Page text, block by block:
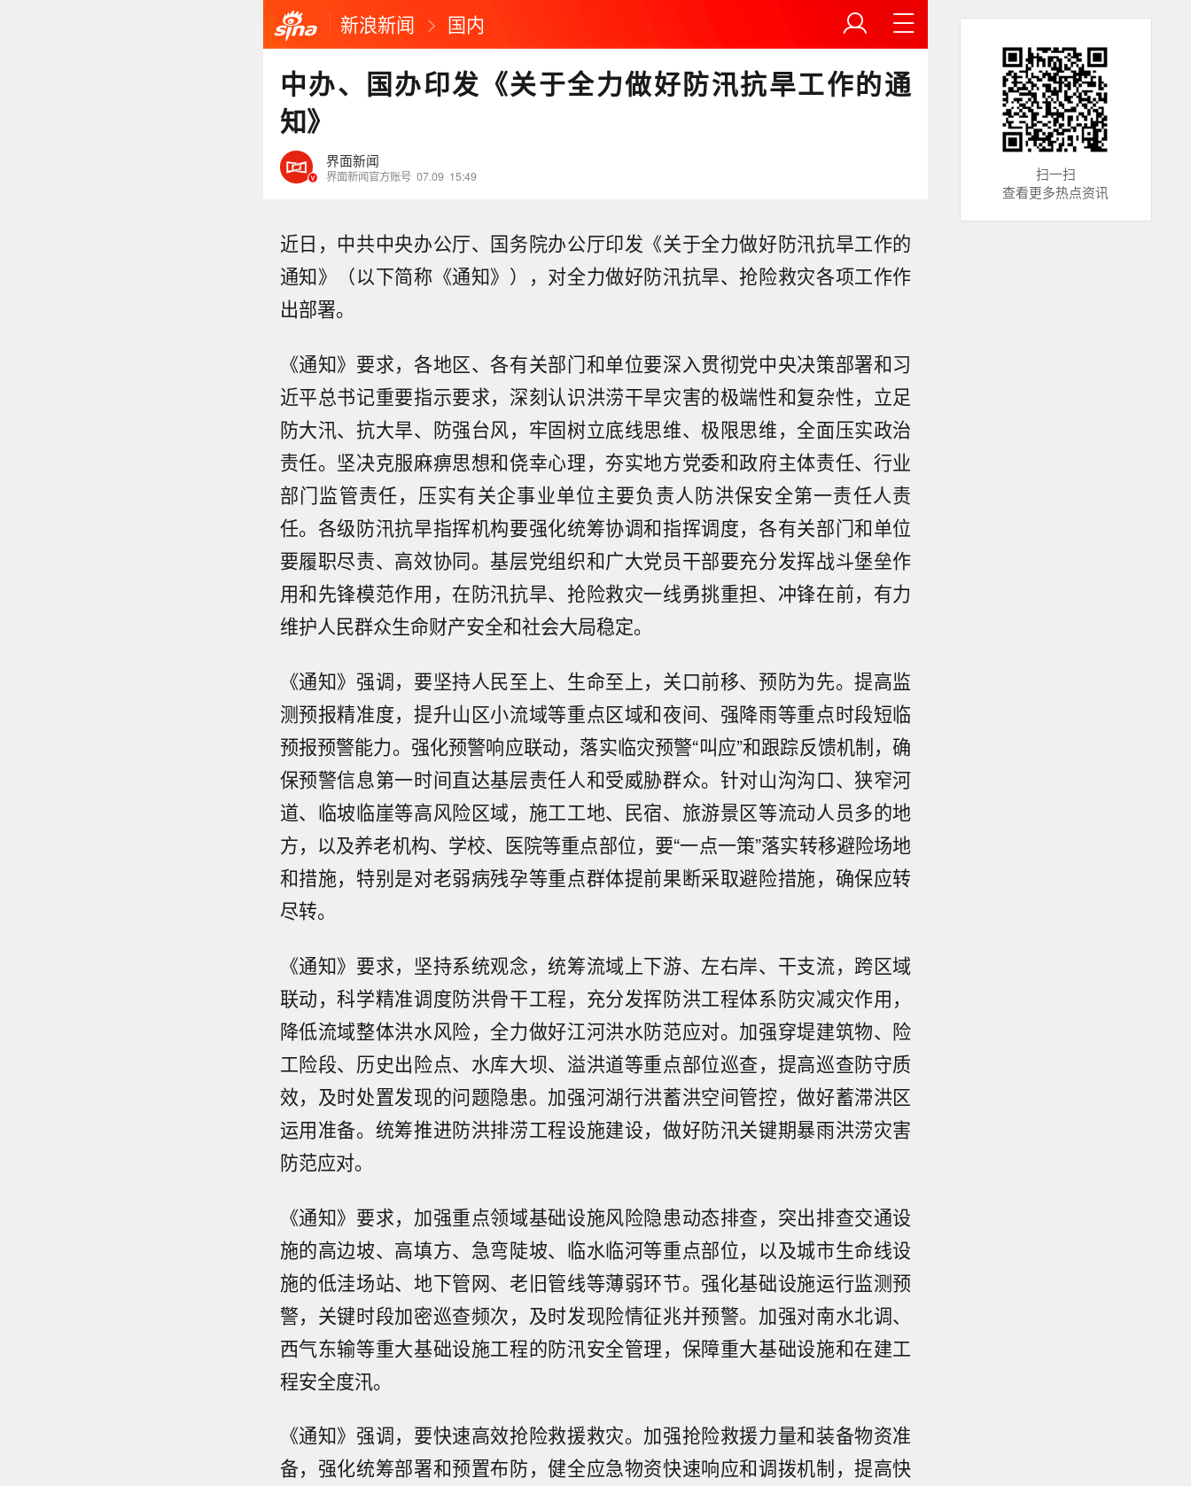
新浪新闻 国内
中办、国办印发《关于全力做好防汛抗旱工作的通
知》
界面新闻
界面新闻官方账号 07.09 15:49
近日，中共中央办公厅、国务院办公厅印发《关于全力做好防汛抗旱工作的
通知》（以下简称《通知》），对全力做好防汛抗旱、抢险救灾各项工作作
出部署。
《通知》要求，各地区、各有关部门和单位要深入贯彻党中央决策部署和习
近平总书记重要指示要求，深刻认识洪涝干旱灾害的极端性和复杂性，立足
防大汛、抗大旱、防强台风，牢固树立底线思维、极限思维，全面压实政治
责任。坚决克服麻痹思想和侥幸心理，夯实地方党委和政府主体责任、行业
部门监管责任，压实有关企事业单位主要负责人防洪保安全第一责任人责
任。各级防汛抗旱指挥机构要强化统筹协调和指挥调度，各有关部门和单位
要履职尽责、高效协同。基层党组织和广大党员干部要充分发挥战斗堡垒作
用和先锋模范作用，在防汛抗旱、抢险救灾一线勇挑重担、冲锋在前，有力
维护人民群众生命财产安全和社会大局稳定。
《通知》强调，要坚持人民至上、生命至上，关口前移、预防为先。提高监
测预报精准度，提升山区小流域等重点区域和夜间、强降雨等重点时段短临
预报预警能力。强化预警响应联动，落实临灾预警“叫应”和跟踪反馈机制，确
保预警信息第一时间直达基层责任人和受威胁群众。针对山沟沟口、狭窄河
道、临坡临崖等高风险区域，施工工地、民宿、旅游景区等流动人员多的地
方，以及养老机构、学校、医院等重点部位，要“一点一策”落实转移避险场地
和措施，特别是对老弱病残孕等重点群体提前果断采取避险措施，确保应转
尽转。
《通知》要求，坚持系统观念，统筹流域上下游、左右岸、干支流，跨区域
联动，科学精准调度防洪骨干工程，充分发挥防洪工程体系防灾减灾作用，
降低流域整体洪水风险，全力做好江河洪水防范应对。加强穿堤建筑物、险
工险段、历史出险点、水库大坝、溢洪道等重点部位巡查，提高巡查防守质
效，及时处置发现的问题隐患。加强河湖行洪蓄洪空间管控，做好蓄滞洪区
运用准备。统筹推进防洪排涝工程设施建设，做好防汛关键期暴雨洪涝灾害
防范应对。
《通知》要求，加强重点领域基础设施风险隐患动态排查，突出排查交通设
施的高边坡、高填方、急弯陡坡、临水临河等重点部位，以及城市生命线设
施的低洼场站、地下管网、老旧管线等薄弱环节。强化基础设施运行监测预
警，关键时段加密巡查频次，及时发现险情征兆并预警。加强对南水北调、
西气东输等重大基础设施工程的防汛安全管理，保障重大基础设施和在建工
程安全度汛。
《通知》强调，要快速高效抢险救援救灾。加强抢险救援力量和装备物资准
备，强化统筹部署和预置布防，健全应急物资快速响应和调拨机制，提高快
扫一扫
查看更多热点资讯